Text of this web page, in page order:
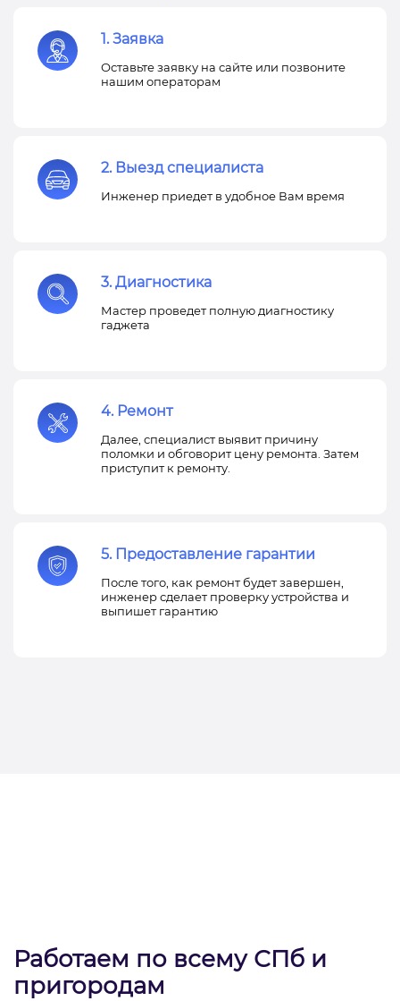
1. Заявка
Оставьте заявку на сайте или позвоните
нашим операторам
2. Выезд специалиста
Инженер приедет в удобное Вам время
3. Диагностика
Мастер проведет полную диагностику
гаджета
4. Ремонт
Далее, специалист выявит причину
поломки и обговорит цену ремонта. Затем
приступит к ремонту.
5. Предоставление гарантии
После того, как ремонт будет завершен,
инженер сделает проверку устройства и
выпишет гарантию
Работаем по всему СПб и
пригородам